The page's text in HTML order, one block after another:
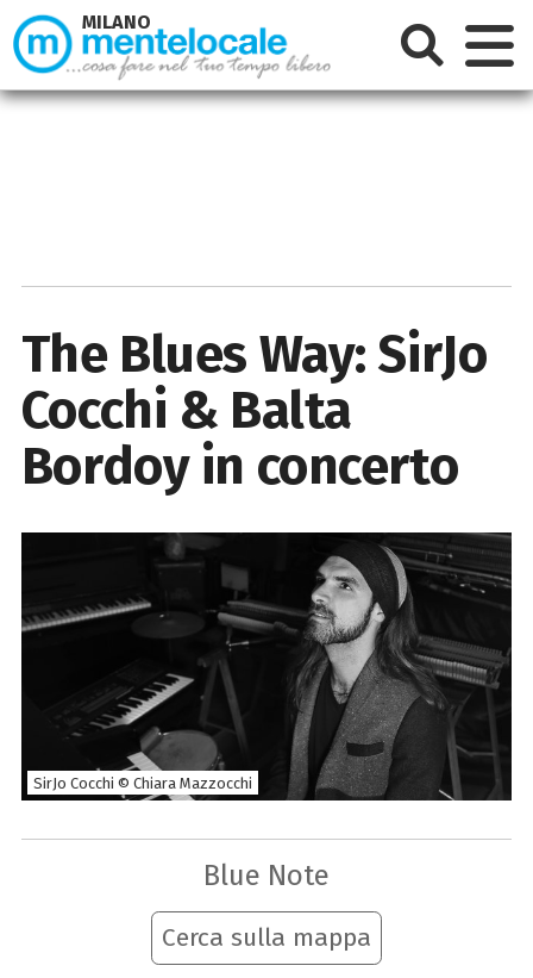
The Blues Way: SirJo
Cocchi & Balta
Bordoy in concerto
SirJo Cocchi © Chiara Mazzocchi
Blue Note
Cerca sulla mappa
MILANO